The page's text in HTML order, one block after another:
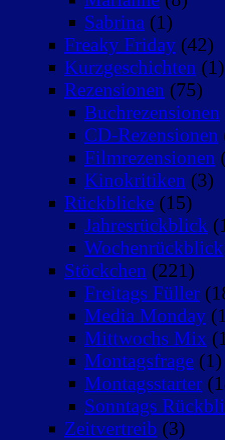
Sabrina (1)
Freaky Friday (42)
Kurzgeschichten (1)
Rezensionen (75)
Buchrezensionen
CD-Rezensionen
Filmrezensionen
Kinokritiken (3)
Rückblicke (15)
Jahresrückblick
Wochenrückblick
Stöckchen (221)
Freitags Füller
Media Monday
Mittwochs Mix
Montagsfrage (1)
Montagsstarter
Sonntags
Zeitvertreib (3)